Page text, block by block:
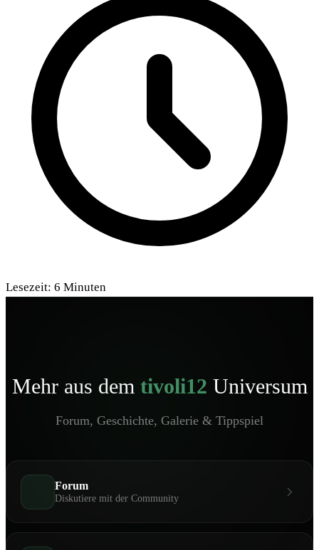
Lesezeit: 6 Minuten
Mehr aus dem tivoli12 Universum
Forum, Geschichte, Galerie & Tippspiel
Forum
Diskutiere mit der Community